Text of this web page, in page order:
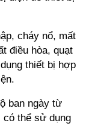
cháy nổ, mất
điều hòa, quạt
thiết bị hợp
ban ngày từ
có thể sử dụng